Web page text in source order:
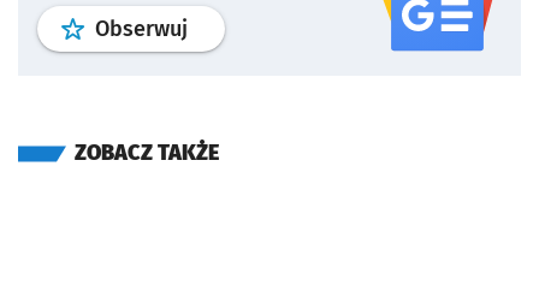
Obserwuj profil serwisu
ZOBACZ TAKŻE